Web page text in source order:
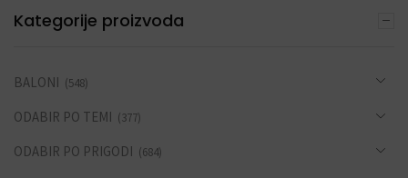
Kategorije proizvoda
BALONI (548)
ODABIR PO TEMI (377)
ODABIR PO PRIGODI (684)